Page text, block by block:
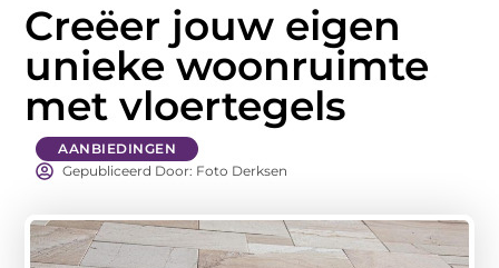
Creëer jouw eigen
unieke woonruimte
met vloertegels
AANBIEDINGEN
Gepubliceerd Door: Foto Derksen